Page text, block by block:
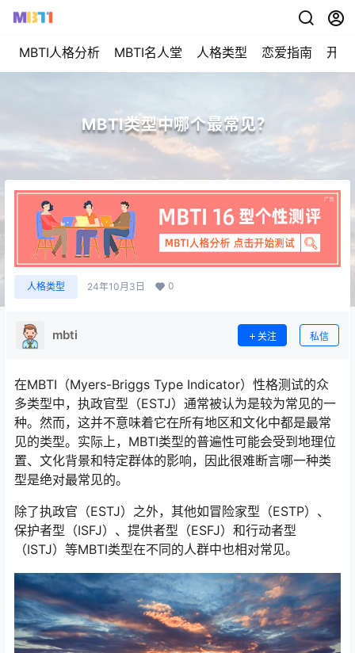
MBTI人格分析 MBTI名人堂 人格类型 恋爱指南 开始
MBTI类型中哪个最常见？
人格类型 24年10月3日 0
mbti 关注 私信
在MBTI（Myers-Briggs Type Indicator）性格测试的众
多类型中，执政官型（ESTJ）通常被认为是较为常见的一
种。然而，这并不意味着它在所有地区和文化中都是最常
见的类型。实际上，MBTI类型的普遍性可能会受到地理位
置、文化背景和特定群体的影响，因此很难断言哪一种类
型是绝对最常见的。
除了执政官（ESTJ）之外，其他如冒险家型（ESTP）、
保护者型（ISFJ）、提供者型（ESFJ）和行动者型
（ISTJ）等MBTI类型在不同的人群中也相对常见。